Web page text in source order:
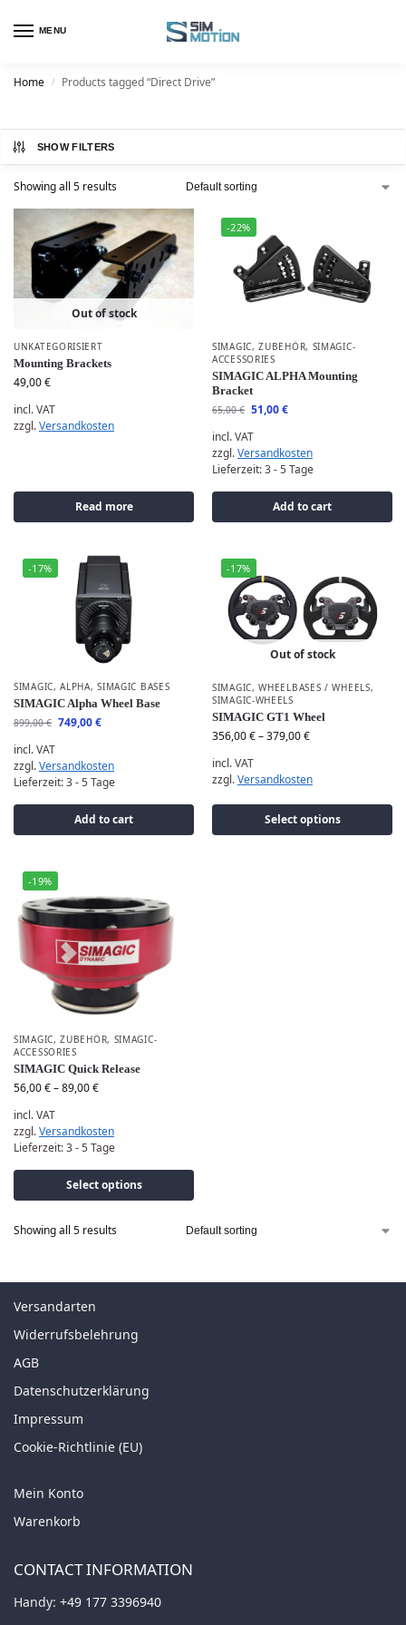
MENU
Home / Products tagged “Direct Drive”
SHOW FILTERS
Showing all 5 results
Out of stock
UNKATEGORISIERT
Mounting Brackets
49,00€
incl. VAT
zzgl.Versandkosten
Read more
-22%
SIMAGIC,ZUBEHÖR, SIMAGIC-
ACCESSORIES
SIMAGIC ALPHA Mounting
Bracket
65,00€ 51,00€
incl. VAT
zzgl.Versandkosten
Lieferzeit:3 - 5 Tage
Add to cart
-17%
SIMAGIC,ALPHA,SIMAGIC BASES
SIMAGIC Alpha Wheel Base
899,00€ 749,00€
incl. VAT
zzgl.Versandkosten
Lieferzeit:3 - 5 Tage
Add to cart
-17%
Out of stock
SIMAGIC,WHEELBASES / WHEELS,
SIMAGIC-WHEELS
SIMAGIC GT1 Wheel
356,00€–379,00€
incl. VAT
zzgl.Versandkosten
Select options
-19%
SIMAGIC,ZUBEHÖR, SIMAGIC-
ACCESSORIES
SIMAGIC Quick Release
56,00€–89,00€
incl. VAT
zzgl.Versandkosten
Lieferzeit:3 - 5 Tage
Select options
Showing all 5 results
Versandarten
Widerrufsbelehrung
AGB
Datenschutzerklärung
Impressum
Cookie-Richtlinie (EU)
Mein Konto
Warenkorb
CONTACT INFORMATION
Handy: +49 177 3396940